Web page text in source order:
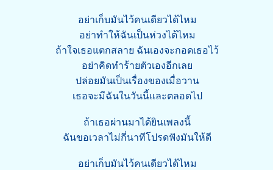
อย่าเก็บมันไว้คนเดียวได้ไหม
อย่าทำให้ฉันเป็นห่วงได้ไหม
ถ้าใจเธอแตกสลาย ฉันเองจะกอดเธอไว้
อย่าคิดทำร้ายตัวเองอีกเลย
ปล่อยมันเป็นเรื่องของเมื่อวาน
เธอจะมีฉันในวันนี้และตลอดไป
ถ้าเธอผ่านมาได้ยินเพลงนี้
ฉันขอเวลาไม่กี่นาทีโปรดฟังมันให้ดี
อย่าเก็บมันไว้คนเดียวได้ไหม